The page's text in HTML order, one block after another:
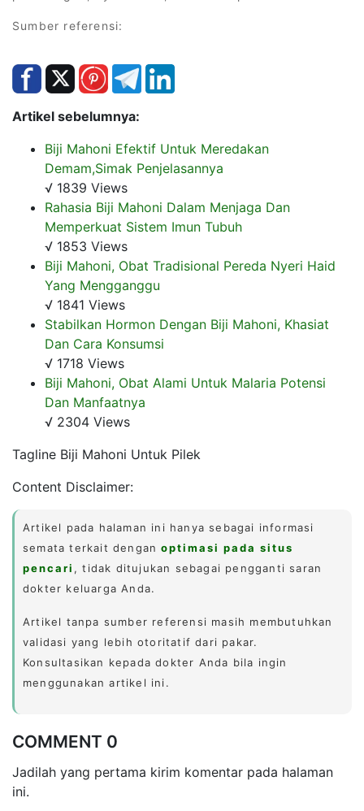
Sumber referensi:
Artikel sebelumnya:
Biji Mahoni Efektif Untuk Meredakan
Demam,Simak Penjelasannya
√ 1839 Views
Rahasia Biji Mahoni Dalam Menjaga Dan
Memperkuat Sistem Imun Tubuh
√ 1853 Views
Biji Mahoni, Obat Tradisional Pereda Nyeri Haid
Yang Mengganggu
√ 1841 Views
Stabilkan Hormon Dengan Biji Mahoni, Khasiat
Dan Cara Konsumsi
√ 1718 Views
Biji Mahoni, Obat Alami Untuk Malaria Potensi
Dan Manfaatnya
√ 2304 Views
Tagline Biji Mahoni Untuk Pilek
Content Disclaimer:
Artikel pada halaman ini hanya sebagai informasi
semata terkait denganoptimasi pada situs
pencari , tidak ditujukan sebagai pengganti saran
dokter keluarga Anda.
Artikel tanpa sumber referensi masih membutuhkan
validasi yang lebih otoritatif dari pakar.
Konsultasikan kepada dokter Anda bila ingin
menggunakan artikel ini.
COMMENT 0
Jadilah yang pertama kirim komentar pada halaman
ini.